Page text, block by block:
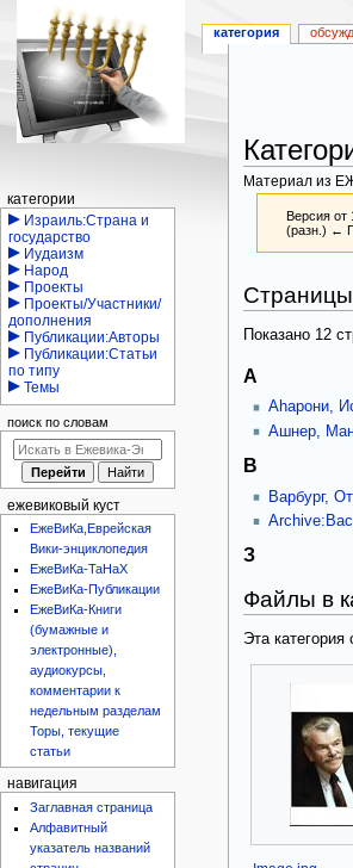
Материал из
Версия от
(разн.) ←
к
навигации
к
поиску
Страницы
Показано 12
А
Аhарони,
Ашнер,
В
Варбург,
З
Файлы в
Эта
Навигация
категория
категории
Израиль:Страна и
государство
Иудаизм
Народ
Проекты
Проекты/Участники/
дополнения
Публикации:Авторы
Публикации:Статьи
по типу
Темы
поиск по словам
ежевиковый куст
ЕжеВиКа,Еврейская
Вики-энциклопедия
ЕжеВиКа-ТаНаХ
ЕжеВиКа-Публикации
ЕжеВиКа-Книги
(бумажные и
электронные),
аудиокурсы,
комментарии к
недельным разделам
Торы, текущие
статьи
навигация
Заглавная страница
Алфавитный
указатель названий